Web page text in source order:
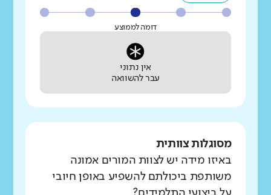
דומה לממוצע
אין נתוני
עבר להשוואה
מסוגלות צוותית
באיזו מידה יש לצוות המורים אמונה
משותפת ביכולתם להשפיע באופן חיובי